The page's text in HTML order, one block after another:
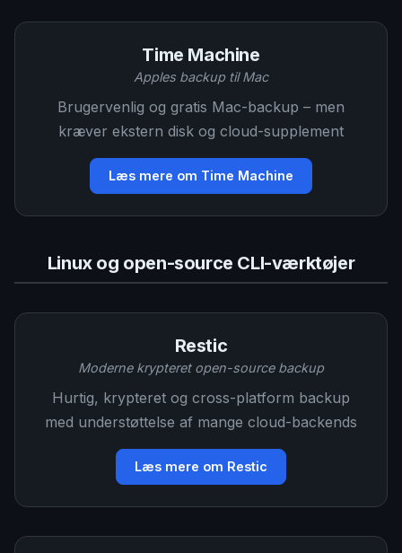
Time Machine
Apples backup til Mac
Brugervenlig og gratis Mac-backup – men
kræver ekstern disk og cloud-supplement
Læs mere om Time Machine
Linux og open-source CLI-værktøjer
Restic
Moderne krypteret open-source backup
Hurtig, krypteret og cross-platform backup
med understøttelse af mange cloud-backends
Læs mere om Restic